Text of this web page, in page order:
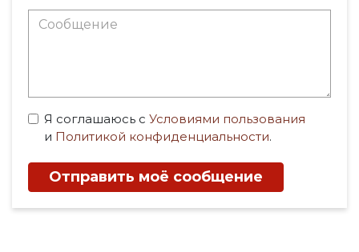
Я соглашаюсь с Условиями пользования
и Политикой конфиденциальности.
Отправить моё сообщение